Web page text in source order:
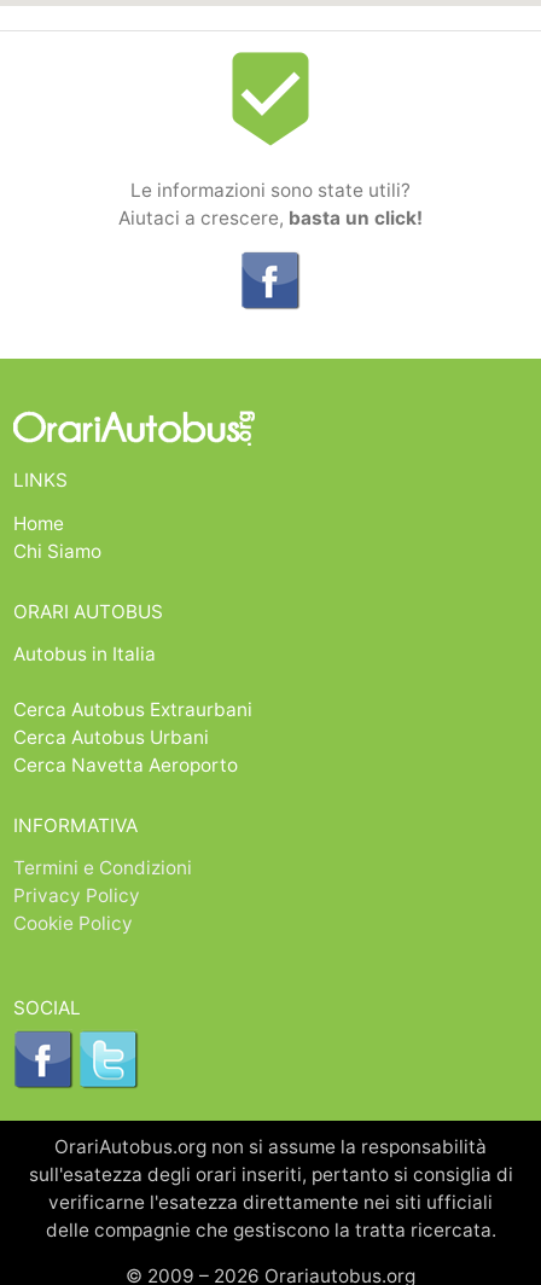
beenhere
Le informazioni sono state utili?
Aiutaci a crescere, basta un click!
LINKS
Home
Chi Siamo
ORARI AUTOBUS
Autobus in Italia
Cerca Autobus Extraurbani
Cerca Autobus Urbani
Cerca Navetta Aeroporto
INFORMATIVA
Termini e Condizioni
Privacy Policy
Cookie Policy
SOCIAL
OrariAutobus.org non si assume la responsabilità
sull'esatezza degli orari inseriti, pertanto si consiglia di
verificarne l'esatezza direttamente nei siti ufficiali
delle compagnie che gestiscono la tratta ricercata.
© 2009 – 2026 Orariautobus.org